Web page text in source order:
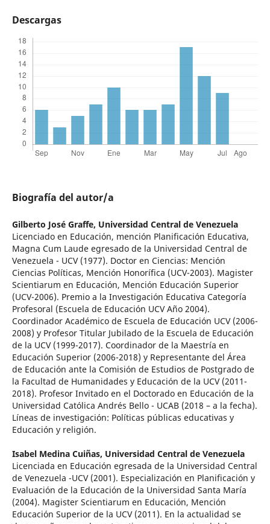
Descargas
Biografía del autor/a
Gilberto José Graffe, Universidad Central de Venezuela
Licenciado en Educación, mención Planificación Educativa,
Magna Cum Laude egresado de la Universidad Central de
Venezuela - UCV (1977). Doctor en Ciencias: Mención
Ciencias Políticas, Mención Honorífica (UCV-2003). Magister
Scientiarum en Educación, Mención Educación Superior
(UCV-2006). Premio a la Investigación Educativa Categoría
Profesoral (Escuela de Educación UCV Año 2004).
Coordinador Académico de Escuela de Educación UCV (2006-
2008) y Profesor Titular Jubilado de la Escuela de Educación
de la UCV (1999-2017). Coordinador de la Maestría en
Educación Superior (2006-2018) y Representante del Área
de Educación ante la Comisión de Estudios de Postgrado de
la Facultad de Humanidades y Educación de la UCV (2011-
2018). Profesor Invitado en el Doctorado en Educación de la
Universidad Católica Andrés Bello - UCAB (2018 – a la fecha).
Líneas de investigación: Políticas públicas educativas y
Educación y religión.
Isabel Medina Cuiñas, Universidad Central de Venezuela
Licenciada en Educación egresada de la Universidad Central
de Venezuela -UCV (2001). Especialización en Planificación y
Evaluación de la Educación de la Universidad Santa María
(2004). Magister Scientiarum en Educación, Mención
Educación Superior de la UCV (2011). En la actualidad se